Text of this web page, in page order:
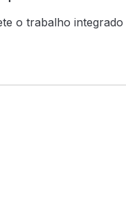
o trabalho